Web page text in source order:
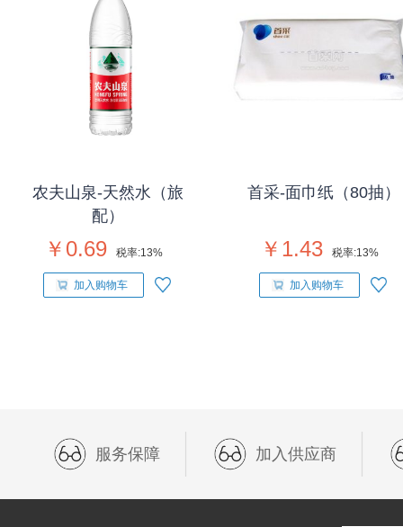
农夫山泉-天然水（旅
配）
￥0.69 税率:13%
加入购物车
首采-面巾纸（80抽）
￥1.43 税率:13%
加入购物车
服务保障 加入供应商